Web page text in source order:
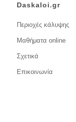
Daskaloi.gr
Περιοχές κάλυψης
Μαθήματα online
Σχετικά
Επικοινωνία